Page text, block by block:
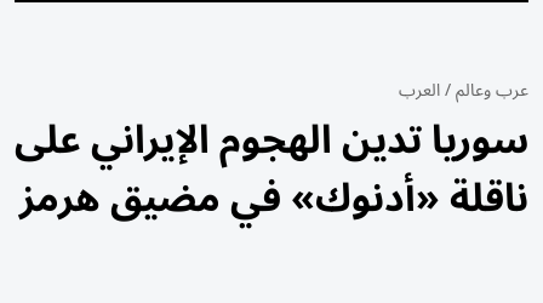
عرب وعالم/العرب
سوريا تدين الهجوم الإيراني على
ناقلة «أدنوك» في مضيق هرمز